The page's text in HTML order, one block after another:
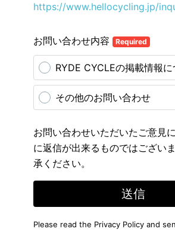
https://www.hellocycling.jp/
お問い合わせ内容 Required
RYDE CYCLEの掲載情報に
その他のお問い合わせ
お問い合わせいただいたご意見
に返信が出来るものではござい
承ください。
送信
Please read the Privacy Policy and